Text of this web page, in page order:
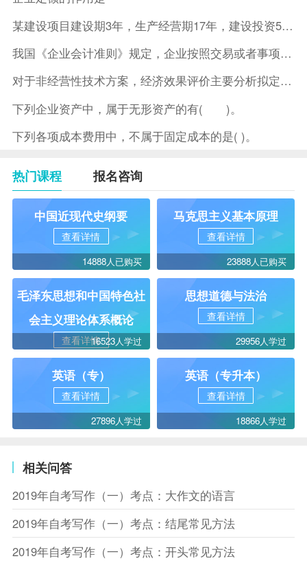
某建设项目建设期3年，生产经营期17年，建设投资5500万元
我国《企业会计准则》规定，企业按照交易或者事项的经济特征确定
对于非经营性技术方案，经济效果评价主要分析拟定方案的( )。
下列企业资产中，属于无形资产的有( )。
下列各项成本费用中，不属于固定成本的是( )。
热门课程 报名咨询
中国近现代史纲要
查看详情
14888人已购买
马克思主义基本原理
查看详情
23888人已购买
毛泽东思想和中国特色社
会主义理论体系概论
查看详情16523人学过
思想道德与法治
查看详情
29956人学过
英语（专）
查看详情
27896人学过
英语（专升本）
查看详情
18866人学过
相关问答
2019年自考写作（一）考点：大作文的语言
2019年自考写作（一）考点：结尾常见方法
2019年自考写作（一）考点：开头常见方法